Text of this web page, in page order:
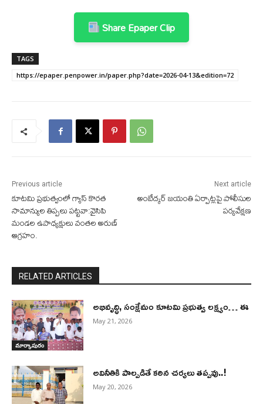
Share Epaper Clip
TAGS
https://epaper.penpower.in/paper.php?date=2026-04-13&edition=72
Previous article
కూటమి ప్రభుత్వంలో గ్యాస్ కొరత
సామాన్యుల తిప్పలు పట్టవా:వైసిపి
మండల ఉపాధ్యక్షులు వంతల అరుణ్
ఆగ్రహం.
Next article
అంబేద్కర్ జయంతి ఏర్పాట్లపై పోలీసుల
పర్యవేక్షణ
RELATED ARTICLES
మార్కాపురం
అభివృద్ధి, సంక్షేమం కూటమి ప్రభుత్వ లక్ష్యం… ఈ
May 21, 2026
అవినీతికి పాల్పడితే కఠిన చర్యలు తప్పవు..!
May 20, 2026